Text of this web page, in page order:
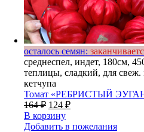
осталось семян:
среднеспел, индет, 180см,
теплицы, сладкий, для свеж.
кетчупа
Томат «РЕБРИСТЫЙ
164₽ 124 ₽
В корзину
Добавить в пожелания